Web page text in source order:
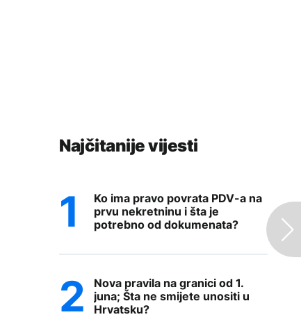
Najčitanije vijesti
Ko ima pravo povrata PDV-a na
prvu nekretninu i šta je
potrebno od dokumenata?
Nova pravila na granici od 1.
juna; Šta ne smijete unositi u
Hrvatsku?